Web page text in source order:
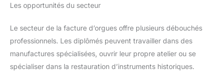
Les opportunités du secteur
Le secteur de la facture d’orgues offre plusieurs débouchés
professionnels. Les diplômés peuvent travailler dans des
manufactures spécialisées, ouvrir leur propre atelier ou se
spécialiser dans la restauration d’instruments historiques.